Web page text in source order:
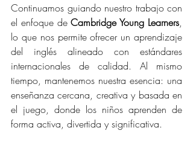
Continuamos guiando nuestro trabajo con
el enfoque de Cambridge Young Learners,
lo que nos permite ofrecer un aprendizaje
del inglés alineado con estándares
internacionales de calidad. Al mismo
tiempo, mantenemos nuestra esencia: una
enseñanza cercana, creativa y basada en
el juego, donde los niños aprenden de
forma activa, divertida y significativa.